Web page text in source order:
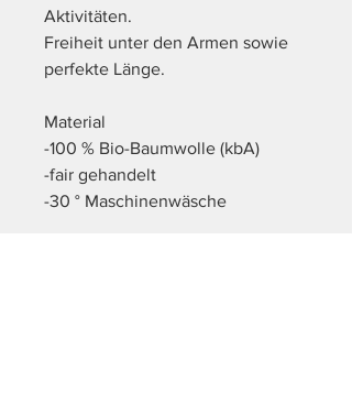
Aktivitäten.
Freiheit unter den Armen sowie
perfekte Länge.
Material
-100 % Bio-Baumwolle (kbA)
-fair gehandelt
-30 ° Maschinenwäsche